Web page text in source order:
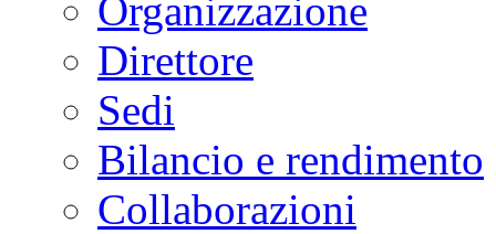
Organizzazione
Direttore
Sedi
Bilancio e rendimento
Collaborazioni